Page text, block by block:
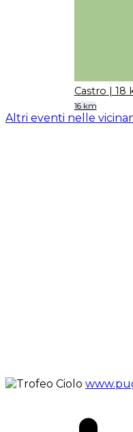
Castro | 18
16 km
Altri eventi nelle